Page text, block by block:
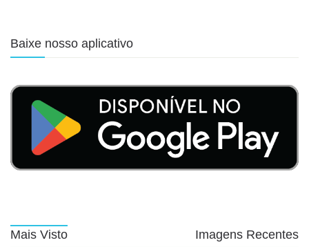
Baixe nosso aplicativo
Mais Visto Imagens Recentes